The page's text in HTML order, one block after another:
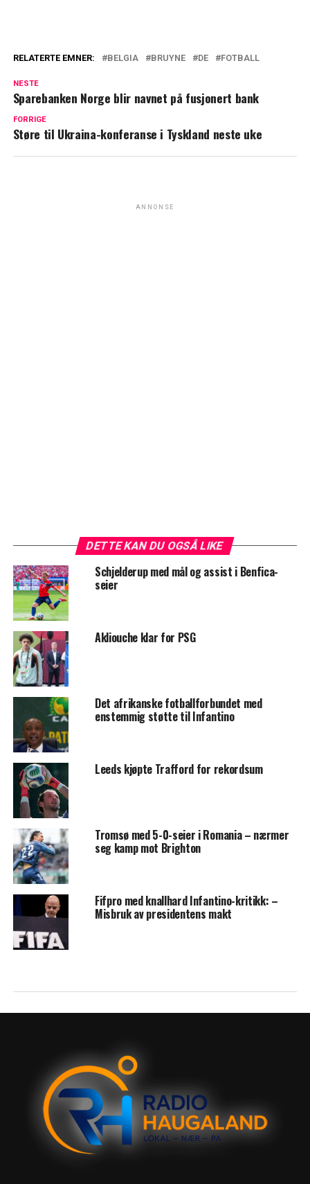
RELATERTE EMNER: BELGIA BRUYNE DE FOTBALL
NESTE
Sparebanken Norge blir navnet på fusjonert bank
FORRIGE
Støre til Ukraina-konferanse i Tyskland neste uke
ANNONSE
DETTE KAN DU OGSÅ LIKE
Schjelderup med mål og assist i Benfica-
seier
Akliouche klar for PSG
Det afrikanske fotballforbundet med
enstemmig støtte til Infantino
Leeds kjøpte Trafford for rekordsum
Tromsø med 5-0-seier i Romania – nærmer
seg kamp mot Brighton
Fifpro med knallhard Infantino-kritikk: –
Misbruk av presidentens makt